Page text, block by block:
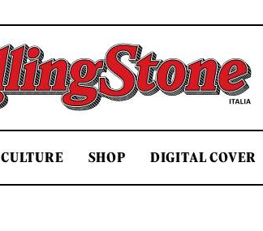
Rolling Stone Italia
CULTURE SHOP DIGITAL COVER